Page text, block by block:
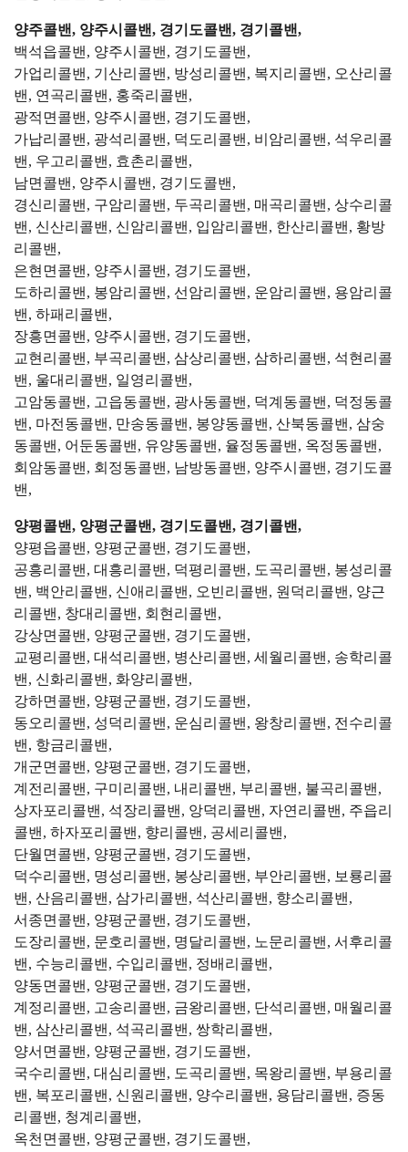
양주콜밴, 양주시콜밴, 경기도콜밴, 경기콜밴,
백석읍콜밴, 양주시콜밴, 경기도콜밴,
가업리콜밴, 기산리콜밴, 방성리콜밴, 복지리콜밴, 오산리콜
밴, 연곡리콜밴, 홍죽리콜밴,
광적면콜밴, 양주시콜밴, 경기도콜밴,
가납리콜밴, 광석리콜밴, 덕도리콜밴, 비암리콜밴, 석우리콜
밴, 우고리콜밴, 효촌리콜밴,
남면콜밴, 양주시콜밴, 경기도콜밴,
경신리콜밴, 구암리콜밴, 두곡리콜밴, 매곡리콜밴, 상수리콜
밴, 신산리콜밴, 신암리콜밴, 입암리콜밴, 한산리콜밴, 황방
리콜밴,
은현면콜밴, 양주시콜밴, 경기도콜밴,
도하리콜밴, 봉암리콜밴, 선암리콜밴, 운암리콜밴, 용암리콜
밴, 하패리콜밴,
장흥면콜밴, 양주시콜밴, 경기도콜밴,
교현리콜밴, 부곡리콜밴, 삼상리콜밴, 삼하리콜밴, 석현리콜
밴, 울대리콜밴, 일영리콜밴,
고암동콜밴, 고읍동콜밴, 광사동콜밴, 덕계동콜밴, 덕정동콜
밴, 마전동콜밴, 만송동콜밴, 봉양동콜밴, 산북동콜밴, 삼숭
동콜밴, 어둔동콜밴, 유양동콜밴, 율정동콜밴, 옥정동콜밴,
회암동콜밴, 회정동콜밴, 남방동콜밴, 양주시콜밴, 경기도콜
밴,
양평콜밴, 양평군콜밴, 경기도콜밴, 경기콜밴,
양평읍콜밴, 양평군콜밴, 경기도콜밴,
공흥리콜밴, 대흥리콜밴, 덕평리콜밴, 도곡리콜밴, 봉성리콜
밴, 백안리콜밴, 신애리콜밴, 오빈리콜밴, 원덕리콜밴, 양근
리콜밴, 창대리콜밴, 회현리콜밴,
강상면콜밴, 양평군콜밴, 경기도콜밴,
교평리콜밴, 대석리콜밴, 병산리콜밴, 세월리콜밴, 송학리콜
밴, 신화리콜밴, 화양리콜밴,
강하면콜밴, 양평군콜밴, 경기도콜밴,
동오리콜밴, 성덕리콜밴, 운심리콜밴, 왕창리콜밴, 전수리콜
밴, 항금리콜밴,
개군면콜밴, 양평군콜밴, 경기도콜밴,
계전리콜밴, 구미리콜밴, 내리콜밴, 부리콜밴, 불곡리콜밴,
상자포리콜밴, 석장리콜밴, 앙덕리콜밴, 자연리콜밴, 주읍리
콜밴, 하자포리콜밴, 향리콜밴, 공세리콜밴,
단월면콜밴, 양평군콜밴, 경기도콜밴,
덕수리콜밴, 명성리콜밴, 봉상리콜밴, 부안리콜밴, 보룡리콜
밴, 산음리콜밴, 삼가리콜밴, 석산리콜밴, 향소리콜밴,
서종면콜밴, 양평군콜밴, 경기도콜밴,
도장리콜밴, 문호리콜밴, 명달리콜밴, 노문리콜밴, 서후리콜
밴, 수능리콜밴, 수입리콜밴, 정배리콜밴,
양동면콜밴, 양평군콜밴, 경기도콜밴,
계정리콜밴, 고송리콜밴, 금왕리콜밴, 단석리콜밴, 매월리콜
밴, 삼산리콜밴, 석곡리콜밴, 쌍학리콜밴,
양서면콜밴, 양평군콜밴, 경기도콜밴,
국수리콜밴, 대심리콜밴, 도곡리콜밴, 목왕리콜밴, 부용리콜
밴, 복포리콜밴, 신원리콜밴, 양수리콜밴, 용담리콜밴, 증동
리콜밴, 청계리콜밴,
옥천면콜밴, 양평군콜밴, 경기도콜밴,